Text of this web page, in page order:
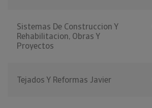
Sistemas De Construccion Y
Rehabilitacion, Obras Y
Proyectos
Tejados Y Reformas Javier